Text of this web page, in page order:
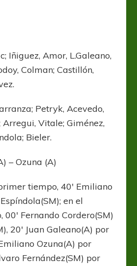
Iñiguez, Amor, L.Galeano,
Colman; Castillón,
Petryk, Acevedo,
Vitale; Giménez,
Bieler.
– Ozuna (A)
tiempo, 40′ Emiliano
en el
00′ Fernando Cordero(SM)
20′ Juan Galeano(A) por
Ozuna(A) por
Fernández(SM) por